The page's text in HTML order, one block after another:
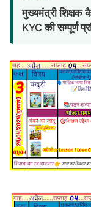
मुख्यमंत्री शिक्षक
KYC की सम्पूर्ण